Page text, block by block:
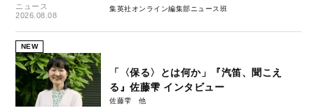
ニュース
2026.08.08
集英社オンライン編集部ニュース班
NEW
「〈保る〉とは何か」『汽笛、聞こえ
る』佐藤雫 インタビュー
佐藤雫